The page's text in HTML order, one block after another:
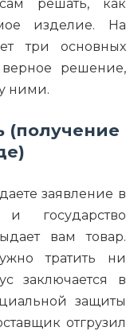
решать, как
изделие. На
три основных
решение,
ними.
(получение
заявление в
государство
вам товар.
тратить ни
заключается в
защиты
отгрузил